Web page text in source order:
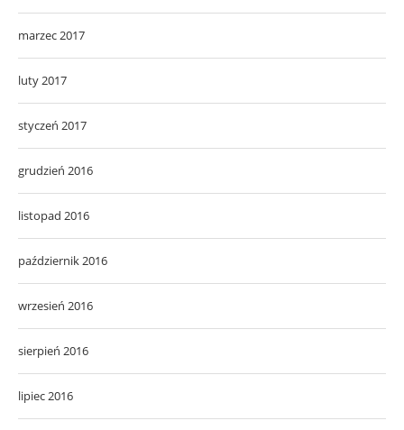
marzec 2017
luty 2017
styczeń 2017
grudzień 2016
listopad 2016
październik 2016
wrzesień 2016
sierpień 2016
lipiec 2016